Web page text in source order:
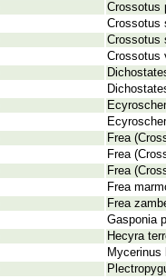
Crossotus
Crossotus
Crossotus
Crossotus
Frea
Frea
Frea
Frea
Frea
Gasponia
Hecyra
Mycerinus